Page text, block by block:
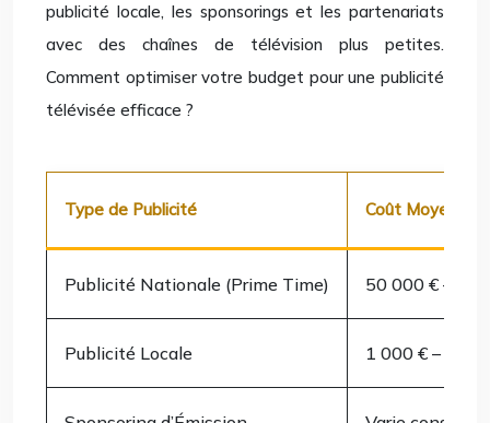
publicité locale, les sponsorings et les partenariats
avec des chaînes de télévision plus petites.
Comment optimiser votre budget pour une publicité
télévisée efficace ?
Type de Publicité Coût Moyen
Publicité Nationale (Prime Time) 50 000 € –
Publicité Locale 1 000 € – 10